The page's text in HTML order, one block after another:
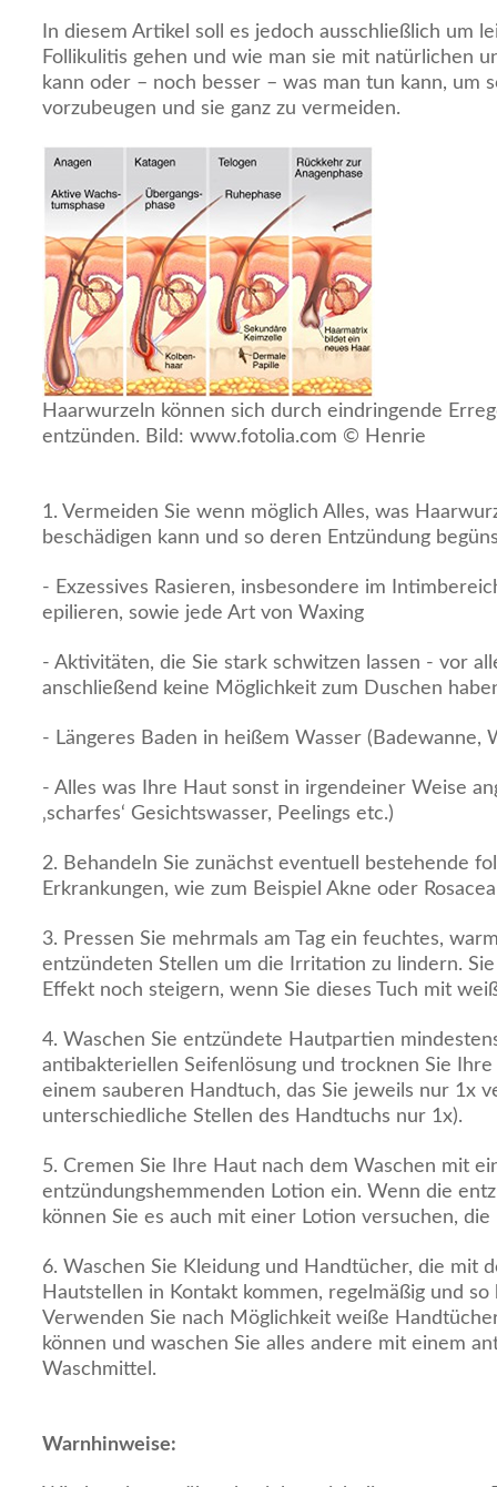
In diesem Artikel soll es jedoch ausschließlich um
Follikulitis gehen und wie man sie mit natürlichen
kann oder – noch besser – was man tun kann, um
vorzubeugen und sie ganz zu vermeiden.
Haarwurzeln können sich durch eindringende
entzünden. Bild: www.fotolia.com © Henrie
1. Vermeiden Sie wenn möglich Alles, was
beschädigen kann und so deren Entzündung
- Exzessives Rasieren, insbesondere im
epilieren, sowie jede Art von Waxing
- Aktivitäten, die Sie stark schwitzen lassen - vor
anschließend keine Möglichkeit zum Duschen
- Längeres Baden in heißem Wasser (Badewanne,
- Alles was Ihre Haut sonst in irgendeiner Weise
‚scharfes‘ Gesichtswasser, Peelings etc.)
2. Behandeln Sie zunächst eventuell bestehende
Erkrankungen, wie zum Beispiel Akne oder Rosacea
3. Pressen Sie mehrmals am Tag ein feuchtes,
entzündeten Stellen um die Irritation zu lindern.
Effekt noch steigern, wenn Sie dieses Tuch mit
4. Waschen Sie entzündete Hautpartien
antibakteriellen Seifenlösung und trocknen Sie
einem sauberen Handtuch, das Sie jeweils nur 1x
unterschiedliche Stellen des Handtuchs nur 1x).
5. Cremen Sie Ihre Haut nach dem Waschen mit
entzündungshemmenden Lotion ein. Wenn die
können Sie es auch mit einer Lotion versuchen,
6. Waschen Sie Kleidung und Handtücher, die mit
Hautstellen in Kontakt kommen, regelmäßig und
Verwenden Sie nach Möglichkeit weiße
können und waschen Sie alles andere mit einem
Waschmittel.
Warnhinweise: